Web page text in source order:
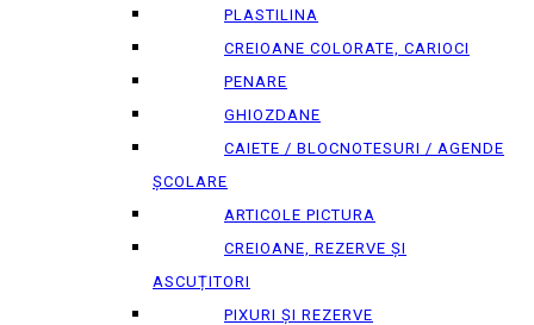
PLASTILINA
CREIOANE COLORATE, CARIOCI
PENARE
GHIOZDANE
CAIETE / BLOCNOTESURI / AGENDE
ȘCOLARE
ARTICOLE PICTURA
CREIOANE, REZERVE ȘI
ASCUȚITORI
PIXURI ȘI REZERVE